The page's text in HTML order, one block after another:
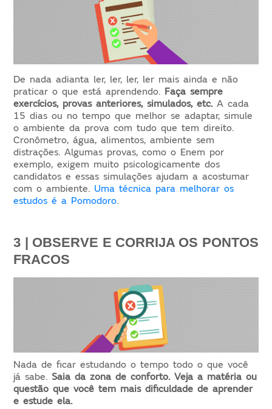
De nada adianta ler, ler, ler, ler mais ainda e não
praticar o que está aprendendo. Faça sempre
exercícios, provas anteriores, simulados, etc.A cada
15 dias ou no tempo que melhor se adaptar, simule
o ambiente da prova com tudo que tem direito.
Cronômetro, água, alimentos, ambiente sem
distrações. Algumas provas, como o Enem por
exemplo, exigem muito psicologicamente dos
candidatos e essas simulações ajudam a acostumar
com o ambiente. Uma técnica para melhorar os
estudos é a Pomodoro.
3 | OBSERVE E CORRIJA OS PONTOS
FRACOS
Nada de ficar estudando o tempo todo o que você
já sabe.Saia da zona de conforto. Veja a matéria ou
questão que você tem mais dificuldade de aprender
e estude ela.